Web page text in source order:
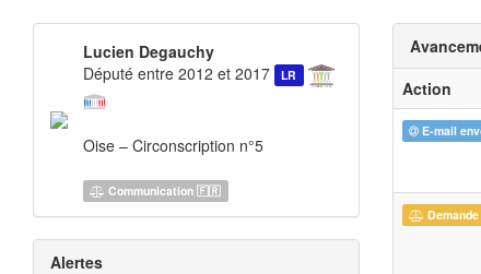
Lucien Degauchy
Député entre 2012 et 2017
LR
Oise – Circonscription n°5
Communication 🇫🇷
Alertes
Action
E-mail